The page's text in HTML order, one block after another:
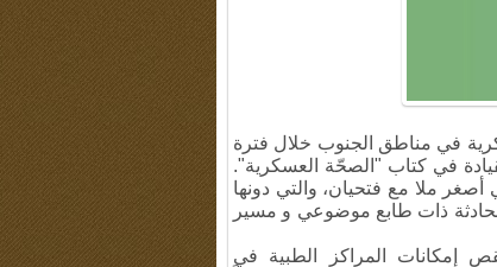
في مناطق الجنوب خلال فترة
في كتاب "الصحّة العسكرية".
العقيد علي أصغر ملا مع فتحيان، والتي دونها
السيد عباس حيدري مقدم آراني ضمن 13 فصلاً و26 محادثة ذات طابع موضوعي و مسير
إمكانات المراكز الطبية في